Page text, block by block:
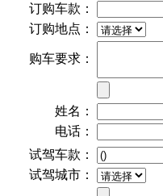
订购车款：
订购地点：
购车要求：
姓名：
电话：
试驾车款：
试驾城市：